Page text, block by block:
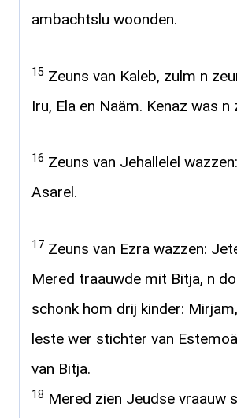
ambachtslu woonden.
15 Zeuns van Kaleb, zulm n
Iru, Ela en Naäm. Kenaz was n
16 Zeuns van Jehallelel
Asarel.
17 Zeuns van Ezra wazzen:
Mered traauwde mit Bitja, n
schonk hom drij kinder:
leste wer stichter van
van Bitja.
18 Mered zien Jeudse vraauw